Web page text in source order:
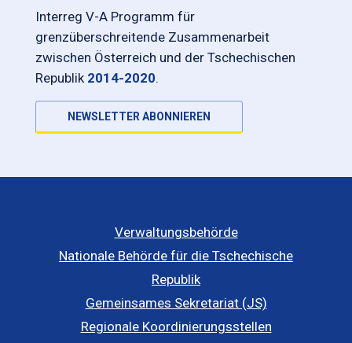
Interreg V-A Programm für
grenzüberschreitende Zusammenarbeit
zwischen Österreich und der Tschechischen
Republik 2014-2020.
NEWSLETTER ABONNIEREN
Verwaltungsbehörde
Nationale Behörde für die Tschechische
Republik
Gemeinsames Sekretariat (JS)
Regionale Koordinierungsstellen